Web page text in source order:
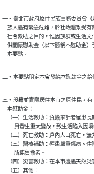
一、臺北市政府原住民族事務委員會
族人遇有緊急危難，於社政體系受
社會救助之目的，惟因族群或生活
供關懷慰助金（以下簡稱本慰助金
    本要點。
二、本要點明定本會發給本慰助金之
三、設籍並實際居住本市之原住民，
    本慰助金：
（一）生活救助：負擔家計者罹患
員發生重大變故，致生活陷入因境
（二）死亡救助：戶內人口死亡，
（三）醫療補助：罹患嚴重傷病、
          所能負擔者。
（四）災害救助：在本市遭遇天然
    （五）其他：